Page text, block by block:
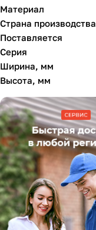
Материал
Страна производства
Поставляется
Серия
Ширина, мм
Высота, мм